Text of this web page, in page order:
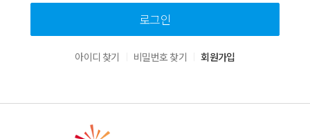
로그인
아이디 찾기 비밀번호 찾기 회원가입